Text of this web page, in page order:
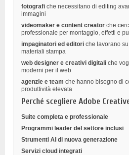
fotografi che necessitano di editing
immagini
videomaker e content creator che
professionale per montaggio, effetti e
impaginatori ed editori che lavorano
materiali stampa
web designer e creativi digitali che
moderni per il web
agenzie e team che hanno bisogno di
produttività elevata
Perché scegliere Adobe
Suite completa e professionale
Programmi leader del settore inclusi
Strumenti AI di nuova generazione
Servizi cloud integrati